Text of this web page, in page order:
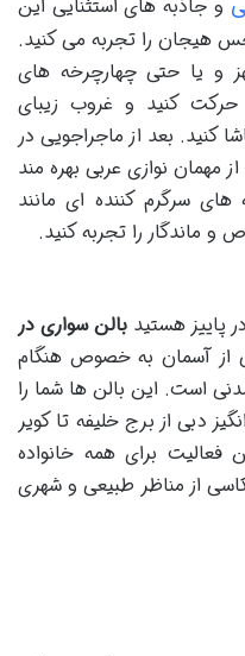
و جاذبه های استثنایی این
هیجان را تجربه می کنید.
و یا حتی چهارچرخه های
کنید و غروب زیبای
کنید. بعد از ماجراجویی در
مهمان نوازی عربی بهره مند
سرگرم کننده ای مانند
ماندگار را تجربه کنید.
پاییز هستیدبالن سواری در
از آسمان به خصوص هنگام
است. این بالن ها شما را
دبی از برج خلیفه تا کویر
فعالیت برای همه خانواده
از مناظر طبیعی و شهری